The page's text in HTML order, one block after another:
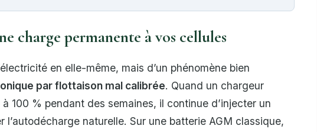
charge permanente à vos cellules
en elle-même, mais d’un phénomène bien
par flottaison mal calibrée. Quand un chargeur
100 % pendant des semaines, il continue d’injecter un
l’autodécharge naturelle. Sur une batterie AGM classique,